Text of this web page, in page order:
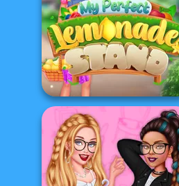
My Perfect Lemonade
Stand